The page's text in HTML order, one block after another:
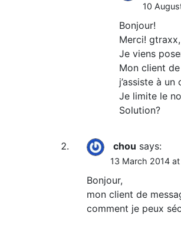
10
Bonjour!
Merci! gtraxx,
Je viens
Mon client
j’assiste à
Je limite le
Solution?
chou says:
13 March 2014
Bonjour,
mon client de
comment je peux